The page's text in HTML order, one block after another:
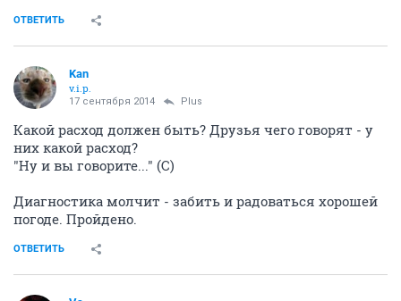
ОТВЕТИТЬ
Kan
v.i.p.
17 сентября 2014 Plus
Какой расход должен быть? Друзья чего говорят - у
них какой расход?
"Ну и вы говорите..." (С)
Диагностика молчит - забить и радоваться хорошей
погоде. Пройдено.
ОТВЕТИТЬ